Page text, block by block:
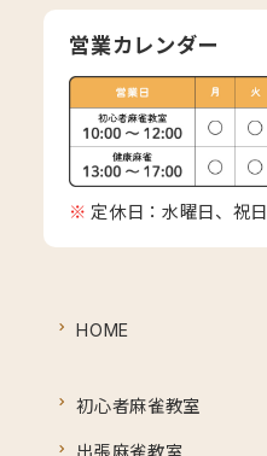
営業カレンダー
定休日：水曜日、祝日
HOME
初心者麻雀教室